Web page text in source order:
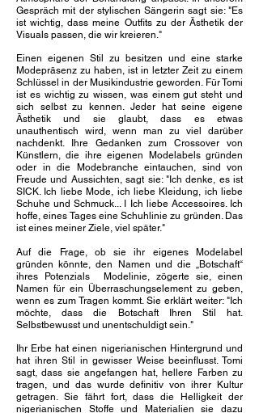
Gespräch mit der stylischen Sängerin sagt sie: "Es
ist wichtig, dass meine Outfits zu der Ästhetik der
Visuals passen, die wir kreieren."
Einen eigenen Stil zu besitzen und eine starke
Modepräsenz zu haben, ist in letzter Zeit zu einem
Schlüssel in der Musikindustrie geworden. Für Tomi
ist es wichtig zu wissen, was einem gut steht und
sich selbst zu kennen. Jeder hat seine eigene
Ästhetik und sie glaubt, dass es etwas
unauthentisch wird, wenn man zu viel darüber
nachdenkt. Ihre Gedanken zum Crossover von
Künstlern, die ihre eigenen Modelabels gründen
oder in die Modebranche eintauchen, sind von
Freude und Aussichten, sagt sie: "Ich denke, es ist
SICK. Ich liebe Mode, ich liebe Kleidung, ich liebe
Schuhe und Schmuck... I Ich liebe Accessoires. Ich
hoffe, eines Tages eine Schuhlinie zu gründen. Das
ist eines meiner Ziele, viel später."
Auf die Frage, ob sie ihr eigenes Modelabel
gründen könnte, den Namen und die „Botschaft“
ihres Potenzials
Modelinie, zögerte sie, einen
Namen für ein Überraschungselement zu geben,
wenn es zum Tragen kommt. Sie erklärt weiter: "Ich
möchte, dass die Botschaft Ihren Stil hat.
Selbstbewusst und unentschuldigt sein."
Ihr Erbe hat einen nigerianischen Hintergrund und
hat ihren Stil in gewisser Weise beeinflusst. Tomi
sagt, dass sie angefangen hat, hellere Farben zu
tragen, und das wurde definitiv von ihrer Kultur
getragen. Sie fährt fort, dass die Helligkeit der
nigerianischen Stoffe und Materialien sie dazu